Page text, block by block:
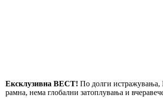
Ексклузивна ВЕСТ! По долги истражувања,
рамна, нема глобални затоплувања и